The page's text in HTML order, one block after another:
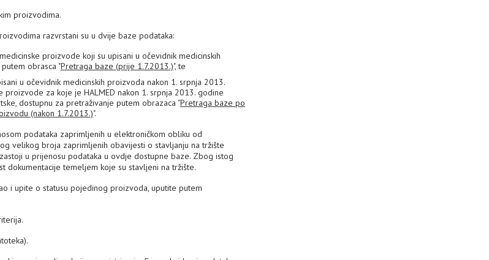
proizvodima.
razvrstani su u dvije baze podataka:
proizvode koji su upisani u očevidnik medicinskih
obrasca "Pretraga baze (prije 1.7.2013.)", te
u očevidnik medicinskih proizvoda nakon 1. srpnja 2013.
proizvode za koje je HALMED nakon 1. srpnja 2013. godine
dostupnu za pretraživanje putem obrazaca "Pretraga baze po
(nakon 1.7.2013.)".
podataka zaprimljenih u elektroničkom obliku od
velikog broja zaprimljenih obavijesti o stavljanju na tržište
u prijenosu podataka u ovdje dostupne baze. Zbog istog
temeljem koje su stavljeni na tržište.
i upite o statusu pojedinog proizvoda, uputite putem